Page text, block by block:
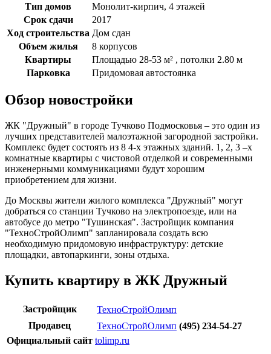
Тип домов
Монолит-кирпич, 4 этажей
Срок сдачи
2017
Ход строительства Дом сдан
Объем жилья
8 корпусов
Квартиры
Площадью 28-53 м² , потолки 2.80 м
Парковка
Придомовая автостоянка
Обзор новостройки
ЖК "Дружный" в городе Тучково Подмосковья – это один из
лучших представителей малоэтажной загородной застройки.
Комплекс будет состоять из 8 4-х этажных зданий. 1, 2, 3 –х
комнатные квартиры с чистовой отделкой и современными
инженерными коммуникациями будут хорошим
приобретением для жизни.
До Москвы жители жилого комплекса "Дружный" могут
добраться со станции Тучково на электропоезде, или на
автобусе до метро "Тушинская". Застройщик компания
"ТехноСтройОлимп" запланировала создать всю
необходимую придомовую инфраструктуру: детские
площадки, автопаркинги, зоны отдыха.
Купить квартиру в ЖК Дружный
Застройщик
ТехноСтройОлимп
Продавец
ТехноСтройОлимп (495) 234-54-27
Официальный сайт tolimp.ru